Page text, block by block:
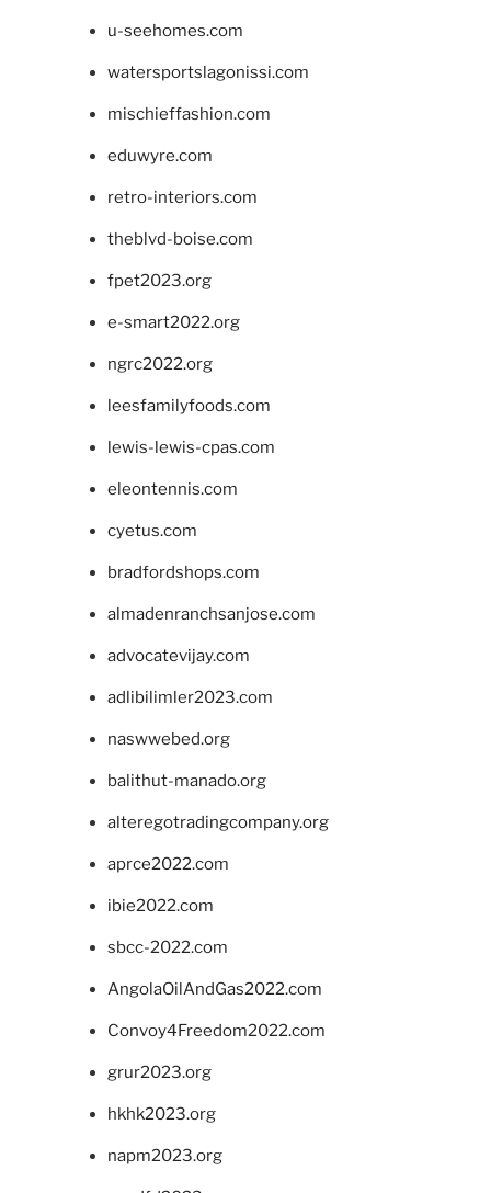
u-seehomes.com
watersportslagonissi.com
mischieffashion.com
eduwyre.com
retro-interiors.com
theblvd-boise.com
fpet2023.org
e-smart2022.org
ngrc2022.org
leesfamilyfoods.com
lewis-lewis-cpas.com
eleontennis.com
cyetus.com
bradfordshops.com
almadenranchsanjose.com
advocatevijay.com
adlibilimler2023.com
naswwebed.org
balithut-manado.org
alteregotradingcompany.org
aprce2022.com
ibie2022.com
sbcc-2022.com
AngolaOilAndGas2022.com
Convoy4Freedom2022.com
grur2023.org
hkhk2023.org
napm2023.org